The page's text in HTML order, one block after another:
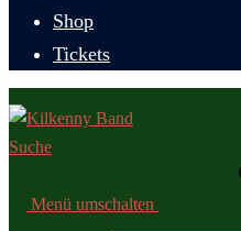
Shop
Tickets
Suche
Menü umschalten